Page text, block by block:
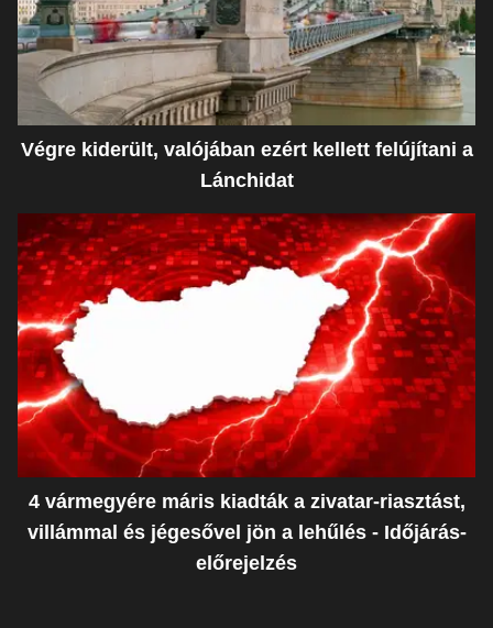
Végre kiderült, valójában ezért kellett felújítani a
Lánchidat
4 vármegyére máris kiadták a zivatar-riasztást,
villámmal és jégesővel jön a lehűlés - Időjárás-
előrejelzés